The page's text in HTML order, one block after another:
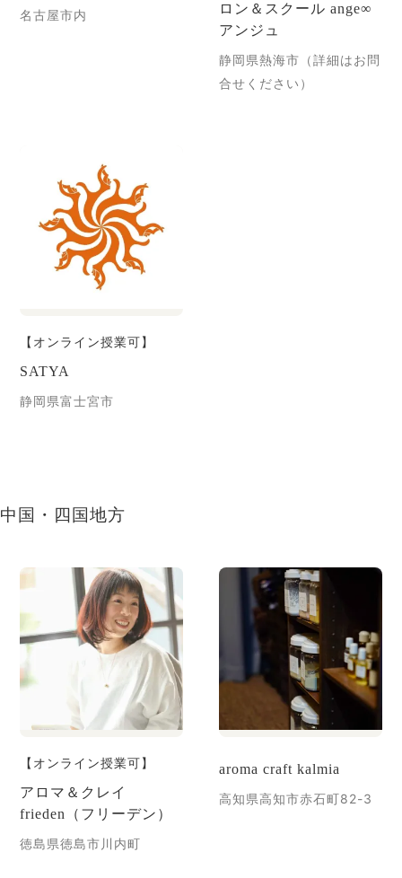
名古屋市内
ロン＆スクール ange∞
アンジュ
静岡県熱海市（詳細はお問
合せください）
【オンライン授業可】
SATYA
静岡県富士宮市
中国・四国地方
【オンライン授業可】
アロマ＆クレイ
frieden（フリーデン）
徳島県徳島市川内町
aroma craft kalmia
高知県高知市赤石町82-3